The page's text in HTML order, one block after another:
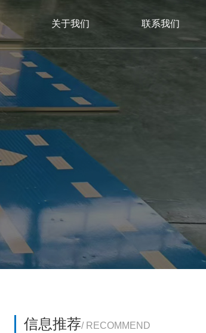
关于我们 联系我们
信息推荐/ RECOMMEND